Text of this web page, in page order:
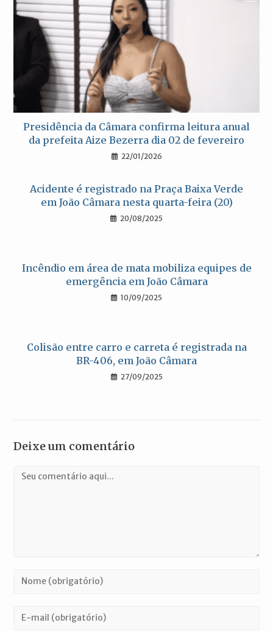
Presidência da Câmara confirma leitura anual
da prefeita Aize Bezerra dia 02 de fevereiro
22/01/2026
Acidente é registrado na Praça Baixa Verde
em João Câmara nesta quarta-feira (20)
20/08/2025
Incêndio em área de mata mobiliza equipes de
emergência em João Câmara
10/09/2025
Colisão entre carro e carreta é registrada na
BR-406, em João Câmara
27/09/2025
Deixe um comentário
Comentário
Digite
ou
Digite